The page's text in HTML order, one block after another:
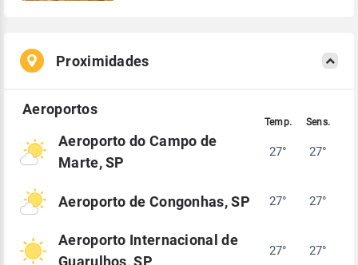
Proximidades
Aeroporto do Campo de
Marte, SP
27° 27°
Aeroporto de Congonhas, SP 27° 27°
Aeroporto Internacional de
Guarulhos, SP
27° 27°